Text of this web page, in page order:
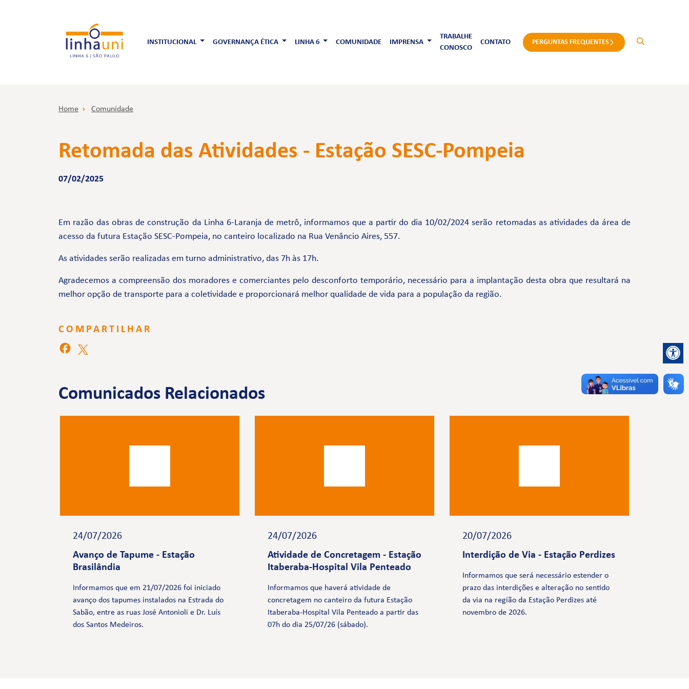
INSTITUCIONAL GOVERNANÇA ÉTICA LINHA 6 COMUNIDADE IMPRENSA
TRABALHE
CONOSCO
CONTATO PERGUNTAS FREQUENTES
Home Comunidade
Retomada das Atividades - Estação SESC-Pompeia
07/02/2025
Em razão das obras de construção da Linha 6-Laranja de metrô, informamos que a partir do dia 10/02/2024 serão retomadas as atividades da área de
acesso da futura Estação SESC-Pompeia, no canteiro localizado na Rua Venâncio Aires, 557.
As atividades serão realizadas em turno administrativo, das 7h às 17h.
Agradecemos a compreensão dos moradores e comerciantes pelo desconforto temporário, necessário para a implantação desta obra que resultará na
melhor opção de transporte para a coletividade e proporcionará melhor qualidade de vida para a população da região.
COMPARTILHAR
Comunicados Relacionados
24/07/2026
Avanço de Tapume - Estação
Brasilândia
Informamos que em 21/07/2026 foi iniciado
avanço dos tapumes instalados na Estrada do
Sabão, entre as ruas José Antonioli e Dr. Luís
dos Santos Medeiros.
24/07/2026
Atividade de Concretagem - Estação
Itaberaba-Hospital Vila Penteado
Informamos que haverá atividade de
concretagem no canteiro da futura Estação
Itaberaba-Hospital Vila Penteado a partir das
07h do dia 25/07/26 (sábado).
20/07/2026
Interdição de Via - Estação Perdizes
Informamos que será necessário estender o
prazo das interdições e alteração no sentido
da via na região da Estação Perdizes até
novembro de 2026.